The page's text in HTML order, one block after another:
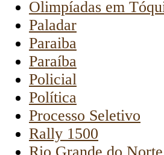
Olimpíadas em
Paladar
Paraiba
Paraíba
Policial
Política
Processo Seletivo
Rally 1500
Rio Grande do Norte